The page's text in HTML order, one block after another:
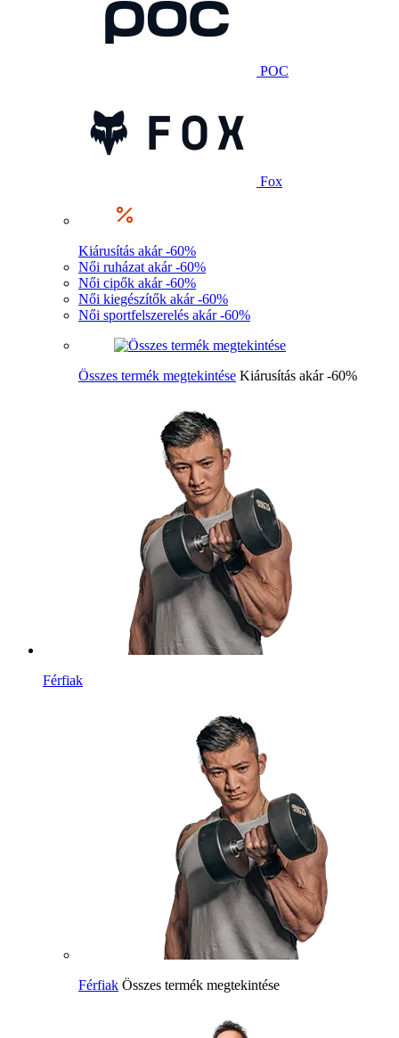
POC
Fox
Kiárusítás akár -60%
Női ruházat akár -60%
Női cipők akár -60%
Női kiegészítők akár -60%
Női sportfelszerelés akár -60%
Összes termék megtekintése Kiárusítás akár -60%
Férfiak
Férfiak Összes termék megtekintése